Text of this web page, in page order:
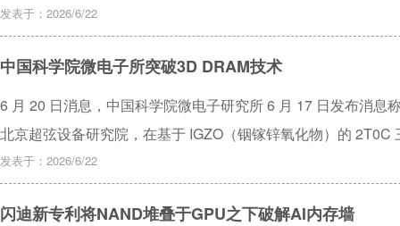
发表于：2026/6/22
中国科学院微电子所突破3D DRAM技术
6 月 20 日消息，中国科学院微电子研究所 6 月 17 日发布消息
北京超弦设备研究院，在基于 IGZO（铟镓锌氧化物）的
方面取得新进展，并提出基于 2T0C 单元结构的单步高层三维
发表于：2026/6/22
闪迪新专利将NAND堆叠于GPU之下破解AI内存墙